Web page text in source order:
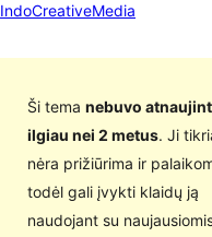
IndoCreativeMedia
Ši tema nebuvo
ilgiau nei 2 metus. Ji
nėra prižiūrima ir
todėl gali įvykti klaidų ją
naudojant su